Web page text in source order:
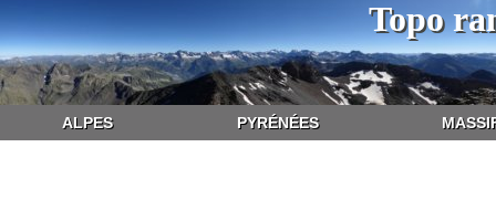
Topo
ALPES PYRÉNÉES